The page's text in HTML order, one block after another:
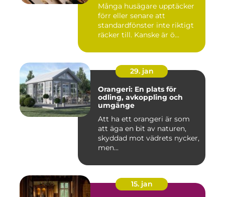
Många husägare upptäcker
förr eller senare att
standardfönster inte riktigt
räcker till. Kanske är ö...
29. jan
Orangeri: En plats för
odling, avkoppling och
umgänge
Att ha ett orangeri är som
att äga en bit av naturen,
skyddad mot vädrets nycker,
men...
15. jan